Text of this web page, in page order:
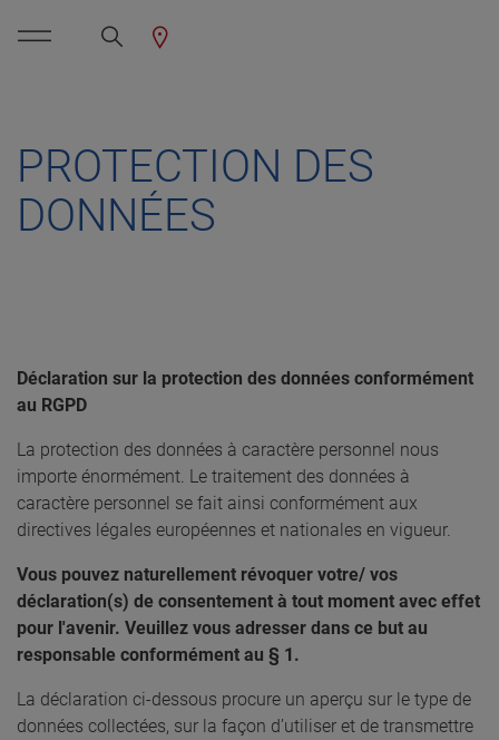
PROTECTION DES
DONNÉES
Déclaration sur la protection des données conformément
au RGPD
La protection des données à caractère personnel nous
importe énormément. Le traitement des données à
caractère personnel se fait ainsi conformément aux
directives légales européennes et nationales en vigueur.
Vous pouvez naturellement révoquer votre/ vos
déclaration(s) de consentement à tout moment avec effet
pour l'avenir. Veuillez vous adresser dans ce but au
responsable conformément au § 1.
La déclaration ci-dessous procure un aperçu sur le type de
données collectées, sur la façon d’utiliser et de transmettre